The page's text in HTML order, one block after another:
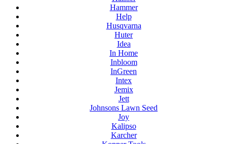
Hammer
Help
Husqvarna
Huter
Idea
In Home
Inbloom
InGreen
Intex
Jemix
Jett
Johnsons Lawn Seed
Joy
Kalipso
Karcher